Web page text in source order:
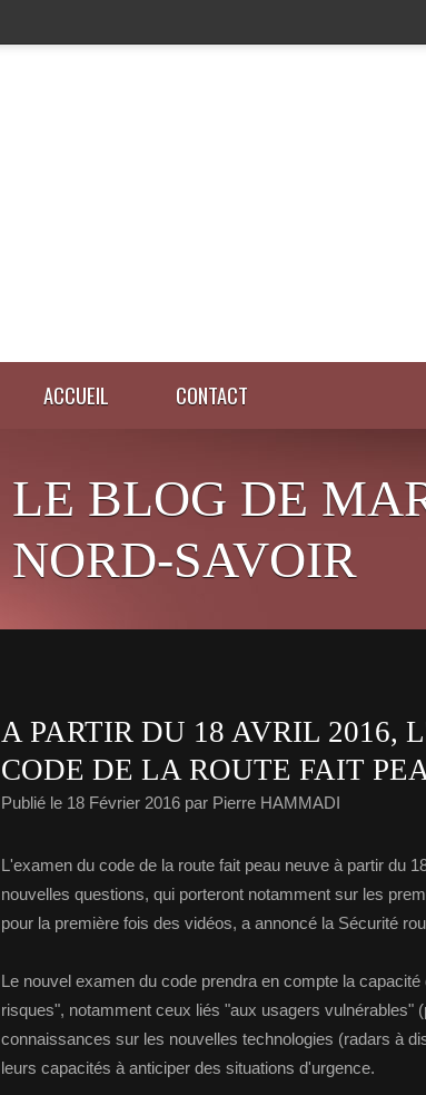
ACCUEIL CONTACT
LE BLOG DE
NORD-SAVOIR
A PARTIR DU 18 AVRIL 2016,
CODE DE LA ROUTE FAIT
Publié le 18 Février 2016 par Pierre HAMMADI
L'examen du code de la route fait peau neuve à partir du
nouvelles questions, qui porteront notamment sur les
pour la première fois des vidéos, a annoncé la Sécurité
Le nouvel examen du code prendra en compte la
risques", notamment ceux liés "aux usagers vulnérables"
connaissances sur les nouvelles technologies (radars à
leurs capacités à anticiper des situations d'urgence.